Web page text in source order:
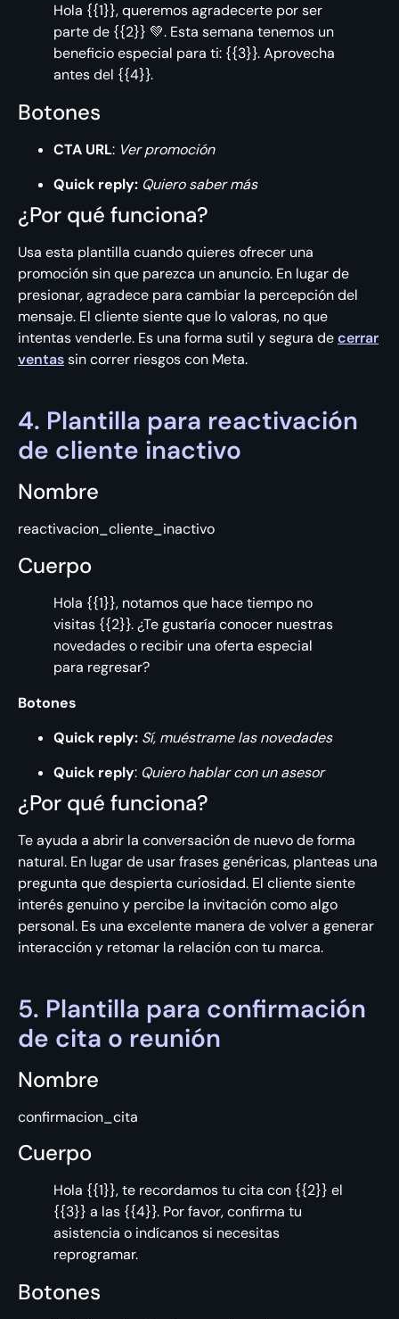
Hola {{1}}, queremos agradecerte por ser
parte de {{2}} 💚. Esta semana tenemos un
beneficio especial para ti: {{3}}. Aprovecha
antes del {{4}}.
Botones
CTA URL: Ver promoción
Quick reply: Quiero saber más
¿Por qué funciona?
Usa esta plantilla cuando quieres ofrecer una
promoción sin que parezca un anuncio. En lugar de
presionar, agradece para cambiar la percepción del
mensaje. El cliente siente que lo valoras, no que
intentas venderle. Es una forma sutil y segura decerrar
ventassin correr riesgos con Meta.
4. Plantilla para reactivación
de cliente inactivo
Nombre
reactivacion_cliente_inactivo
Cuerpo
Hola {{1}}, notamos que hace tiempo no
visitas {{2}}. ¿Te gustaría conocer nuestras
novedades o recibir una oferta especial
para regresar?
Botones
Quick reply: Sí, muéstrame las novedades
Quick reply: Quiero hablar con un asesor
¿Por qué funciona?
Te ayuda a abrir la conversación de nuevo de forma
natural. En lugar de usar frases genéricas, planteas una
pregunta que despierta curiosidad. El cliente siente
interés genuino y percibe la invitación como algo
personal. Es una excelente manera de volver a generar
interacción y retomar la relación con tu marca.
5. Plantilla para confirmación
de cita o reunión
Nombre
confirmacion_cita
Cuerpo
Hola {{1}}, te recordamos tu cita con {{2}} el
{{3}} a las {{4}}. Por favor, confirma tu
asistencia o indícanos si necesitas
reprogramar.
Botones